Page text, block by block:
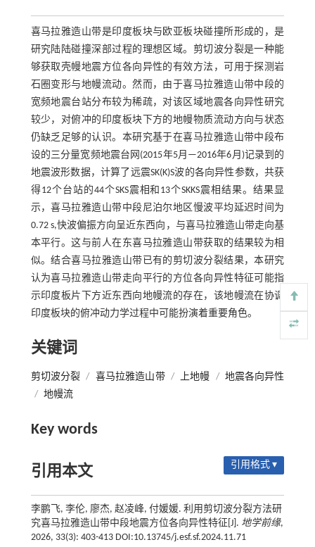
喜马拉雅造山带是印度板块与欧亚板块碰撞所形成的，是
研究陆陆碰撞深部过程的理想区域。剪切波分裂是一种能
够获取壳幔地震方位各向异性的有效方法，可用于探测岩
石圈变形与地幔流动。然而，由于喜马拉雅造山带中段的
宽频地震台站分布较为稀疏，对该区域地震各向异性研究
较少，对俯冲的印度板块下方的地幔物质流动方向与状态
仍缺乏足够的认识。本研究基于在喜马拉雅造山带中段布
设的三分量宽频地震台网(2015年5月—2016年6月)记录到的
地震波形数据，计算了远震SK(K)S波的各向异性参数，共获
得12个台站的44个SKS震相和13个SKKS震相结果。结果显
示，喜马拉雅造山带中段尼泊尔地区慢波平均延迟时间为
0.72 s,快波偏振方向呈近东西向，与喜马拉雅造山带走向基
本平行。这与前人在东喜马拉雅造山带获取的结果较为相
似。结合喜马拉雅造山带已有的剪切波分裂结果，本研究
认为喜马拉雅造山带走向平行的方位各向异性特征可能指
示印度板片下方近东西向地幔流的存在，该地幔流在协调
印度板块的俯冲动力学过程中可能扮演着重要角色。
关键词
剪切波分裂 / 喜马拉雅造山带 / 上地幔 / 地震各向异性
/ 地幔流
Key words
引用本文 引用格式 ▾
李鹏飞, 李伦, 廖杰, 赵凌峰, 付媛媛. 利用剪切波分裂方法研
究喜马拉雅造山带中段地震方位各向异性特征[J]. 地学前缘,
2026, 33(3): 403-413 DOI:10.13745/j.esf.sf.2024.11.71